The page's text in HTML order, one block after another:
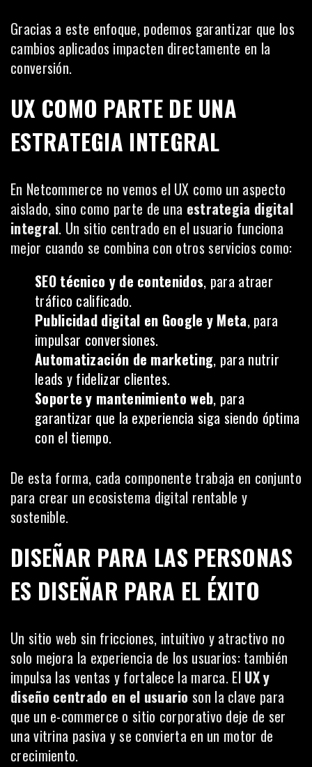
Gracias a este enfoque, podemos garantizar que los
cambios aplicados impacten directamente en la
conversión.
UX COMO PARTE DE UNA
ESTRATEGIA INTEGRAL
En Netcommerce no vemos el UX como un aspecto
aislado, sino como parte de una estrategia digital
integral. Un sitio centrado en el usuario funciona
mejor cuando se combina con otros servicios como:
SEO técnico y de contenidos, para atraer
tráfico calificado.
Publicidad digital en Google y Meta, para
impulsar conversiones.
Automatización de marketing, para nutrir
leads y fidelizar clientes.
Soporte y mantenimiento web, para
garantizar que la experiencia siga siendo óptima
con el tiempo.
De esta forma, cada componente trabaja en conjunto
para crear un ecosistema digital rentable y
sostenible.
DISEÑAR PARA LAS PERSONAS
ES DISEÑAR PARA EL ÉXITO
Un sitio web sin fricciones, intuitivo y atractivo no
solo mejora la experiencia de los usuarios: también
impulsa las ventas y fortalece la marca. El UX y
diseño centrado en el usuario son la clave para
que un e-commerce o sitio corporativo deje de ser
una vitrina pasiva y se convierta en un motor de
crecimiento.